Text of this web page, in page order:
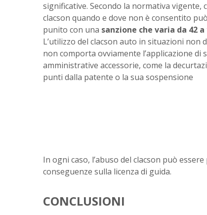
significative. Secondo la normativa vigente,
clacson quando e dove non è consentito
punito con una sanzione che varia da 42 a
L’utilizzo del clacson auto in situazioni non
non comporta ovviamente l’applicazione di
amministrative accessorie, come la
punti dalla patente o la sua sospensione
In ogni caso, l’abuso del clacson può
conseguenze sulla licenza di guida.
CONCLUSIONI